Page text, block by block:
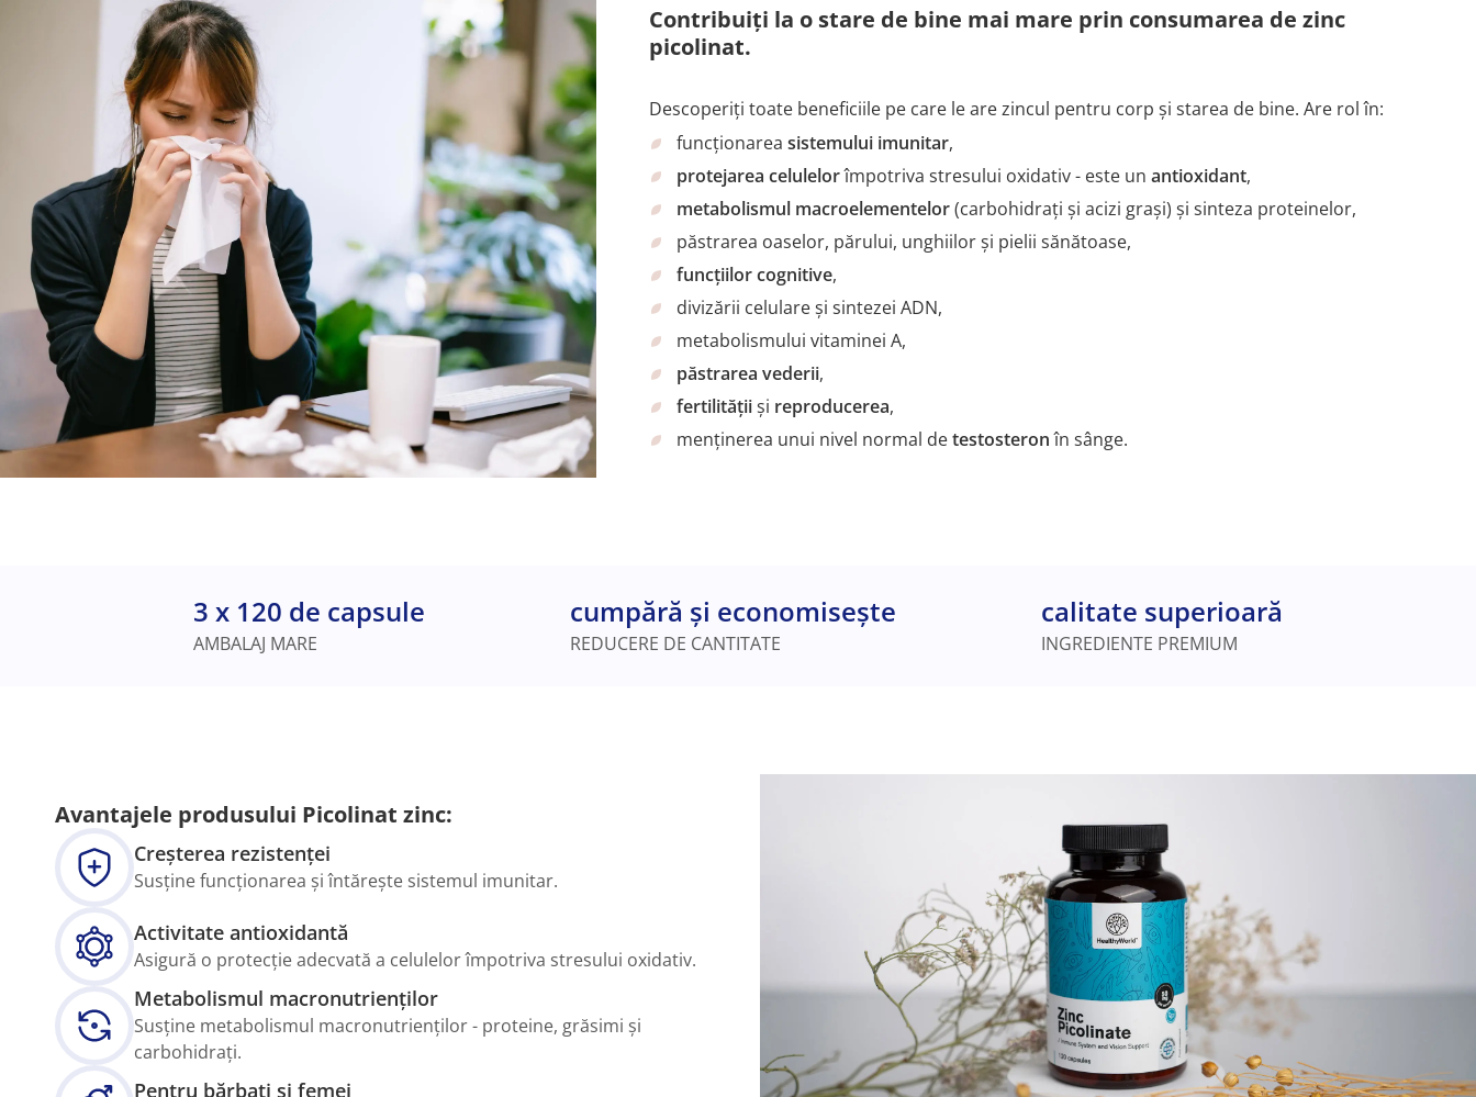
Contribuiți la o stare de bine mai mare prin consumarea de zinc
picolinat.
Descoperiți toate beneficiile pe care le are zincul pentru corp și starea de bine. Are rol în:
funcționareasistemului imunitar,
protejarea celulelorîmpotriva stresului oxidativ - este unantioxidant,
metabolismul macroelementelor(carbohidrați și acizi grași) și sinteza proteinelor,
păstrarea oaselor, părului, unghiilor și pielii sănătoase,
funcțiilor cognitive,
divizării celulare și sintezei ADN,
metabolismului vitaminei A,
păstrarea vederii,
fertilitățiiși reproducerea,
menținerea unui nivel normal detestosteronîn sânge.
3 x 120 de capsule
AMBALAJ MARE
cumpără și economisește
REDUCERE DE CANTITATE
calitate superioară
INGREDIENTE PREMIUM
Avantajele produsului Picolinat zinc:
Creșterea rezistenței
Susține funcționarea și întărește sistemul imunitar.
Activitate antioxidantă
Asigură o protecție adecvată a celulelor împotriva stresului oxidativ.
Metabolismul macronutrienților
Susține metabolismul macronutrienților - proteine, grăsimi și
carbohidrați.
Pentru bărbați și femei